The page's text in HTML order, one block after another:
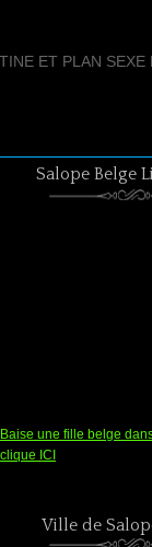
ET PLAN SEXE
Salope Belge
Baise une fille belge
clique ICI
Ville de